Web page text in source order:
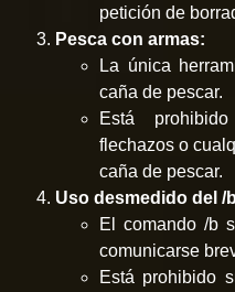
petición de
Pesca con armas:
La única
caña de pescar.
Está
flechazos o
caña de pescar.
Uso desmedido del /
El comando /b
comunicarse
Está prohibido